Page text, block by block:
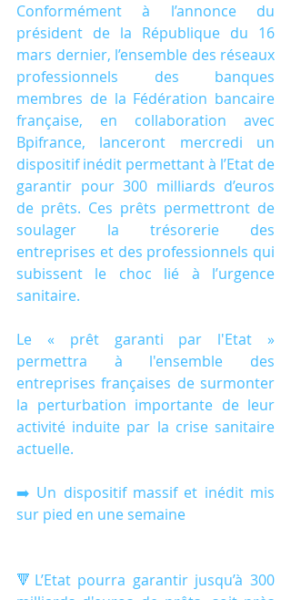
Conformément à l’annonce du
président de la République du 16
mars dernier, l’ensemble des réseaux
professionnels des banques
membres de la Fédération bancaire
française, en collaboration avec
Bpifrance, lanceront mercredi un
dispositif inédit permettant à l’Etat de
garantir pour 300 milliards d’euros
de prêts. Ces prêts permettront de
soulager la trésorerie des
entreprises et des professionnels qui
subissent le choc lié à l’urgence
sanitaire.
Le « prêt garanti par l'Etat »
permettra à l'ensemble des
entreprises françaises de surmonter
la perturbation importante de leur
activité induite par la crise sanitaire
actuelle.
➡️ Un dispositif massif et inédit mis
sur pied en une semaine
🔻L’Etat pourra garantir jusqu’à 300